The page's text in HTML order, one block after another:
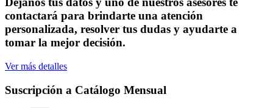
contactará para brindarte una atención
personalizada, resolver tus dudas y ayudarte a
tomar la mejor decisión.
Ver más detalles
Suscripción a Catálogo Mensual